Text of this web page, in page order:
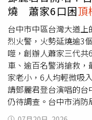
黃男落網時提到王女，
來了！」令人不寒而慄
刑 ， 最後判處死刑定
呼籲法官速審速結，趕
教化可能，判100個死
家，但王女的3個姊姊
輔導，若黃男未判死刑
長鄭銘謙去年初執行
遲。
燒 蕭家6口困頂
台中市中區台灣大道
烈火警，火勢延燒逾3
噬，創辦人蕭家三代
車、逾百名警消搶救
家老小，6人均輕微吸
請鄧麗君登台演唱的
仍待調查。台中市消
指中區台灣大道、曾